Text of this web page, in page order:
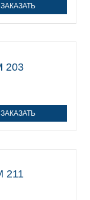
ЗАКАЗАТЬ
ЗАКАЗАТЬ